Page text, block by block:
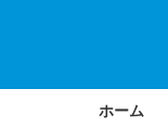
ホーム